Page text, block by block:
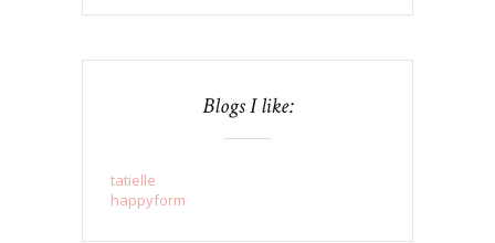
Blogs I like:
tatielle
happyform